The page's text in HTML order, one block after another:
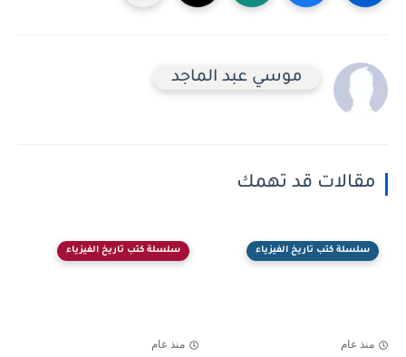
موسي عبد الماجد
مقالات قد تهمك
سلسلة كتب تاريخ الفيزياء
منذ عام
سلسلة كتب تاريخ الفيزياء
منذ عام